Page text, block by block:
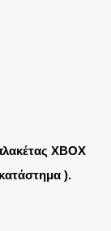
XBOX
).